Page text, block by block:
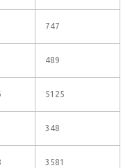
747
489
5125
348
3581